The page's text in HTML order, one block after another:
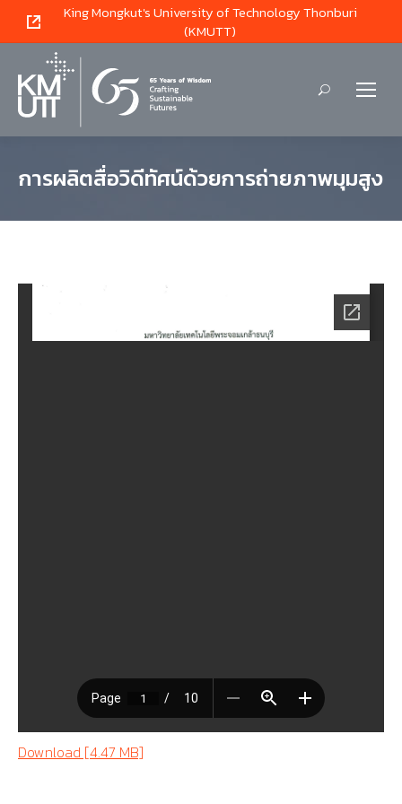
King Mongkut's University of Technology Thonburi
(KMUTT)
Search:
การผลิตสื่อวิดีทัศน์ด้วยการถ่ายภาพมุมสูง
Download [4.47 MB]